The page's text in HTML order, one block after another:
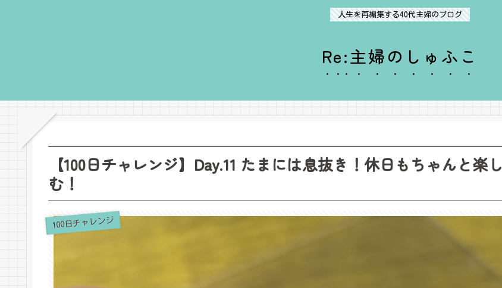
人生を再編集する40代主婦のブログ
Re:主婦のしゅふこ
【100日チャレンジ】Day.11 たまには息抜き！休日もちゃんと楽し
む！
100日チャレンジ